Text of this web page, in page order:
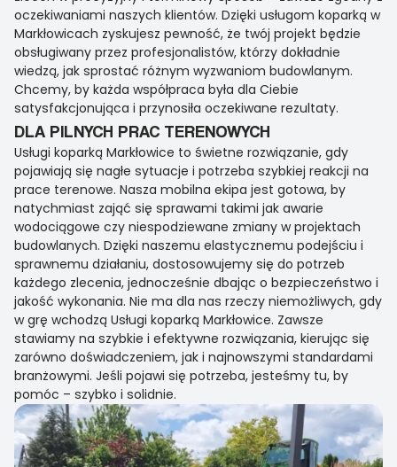
oczekiwaniami naszych klientów. Dzięki usługom koparką w
Markłowicach zyskujesz pewność, że twój projekt będzie
obsługiwany przez profesjonalistów, którzy dokładnie
wiedzą, jak sprostać różnym wyzwaniom budowlanym.
Chcemy, by każda współpraca była dla Ciebie
satysfakcjonująca i przynosiła oczekiwane rezultaty.
DLA PILNYCH PRAC TERENOWYCH
Usługi koparką Markłowice to świetne rozwiązanie, gdy
pojawiają się nagłe sytuacje i potrzeba szybkiej reakcji na
prace terenowe. Nasza mobilna ekipa jest gotowa, by
natychmiast zająć się sprawami takimi jak awarie
wodociągowe czy niespodziewane zmiany w projektach
budowlanych. Dzięki naszemu elastycznemu podejściu i
sprawnemu działaniu, dostosowujemy się do potrzeb
każdego zlecenia, jednocześnie dbając o bezpieczeństwo i
jakość wykonania. Nie ma dla nas rzeczy niemożliwych, gdy
w grę wchodzą Usługi koparką Markłowice. Zawsze
stawiamy na szybkie i efektywne rozwiązania, kierując się
zarówno doświadczeniem, jak i najnowszymi standardami
branżowymi. Jeśli pojawi się potrzeba, jesteśmy tu, by
pomóc – szybko i solidnie.